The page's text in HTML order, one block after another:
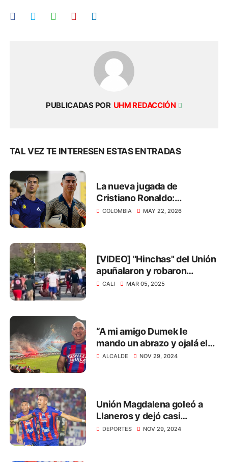
PUBLICADAS POR UHM REDACCIÓN
TAL VEZ TE INTERESEN ESTAS ENTRADAS
La nueva jugada de
Cristiano Ronaldo:
transmitirá el Mundial 2026
COLOMBIA MAY 22, 2026
[VIDEO] "Hinchas" del Unión
apuñalaron y robaron
zapatos a barrista del Cali
CALI MAR 05, 2025
“A mi amigo Dumek le
mando un abrazo y ojalá el
Cartagena suba para ver los
ALCALDE NOV 29, 2024
Unión Magdalena goleó a
Llaneros y dejó casi
sentenciada la final de la B
DEPORTES NOV 29, 2024